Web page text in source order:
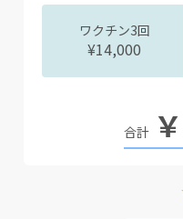
ワクチン3回
¥14,000
￥